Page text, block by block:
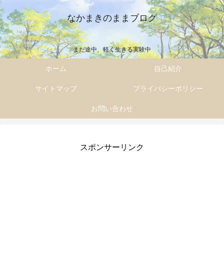
なかまきのままブログ
まだ途中、軽く生きる実験中
ホーム 自己紹介
サイトマップ プライバシーポリシー
お問い合わせ
スポンサーリンク